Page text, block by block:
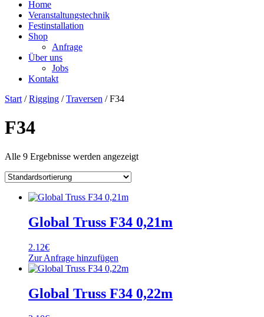
Home
Veranstaltungstechnik
Festinstallation
Shop
Anfrage
Über uns
Jobs
Kontakt
Start /Rigging /Traversen / F34
F34
Alle 9 Ergebnisse werden angezeigt
Global Truss F34 0,21m
2.12€
Zur Anfrage hinzufügen
Global Truss F34 0,22m